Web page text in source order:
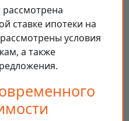
рассмотрена
ставке ипотеки на
условия
а также